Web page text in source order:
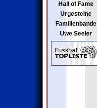
Hall of Fame
Urgesteine
Familienbande
Uwe Seeler